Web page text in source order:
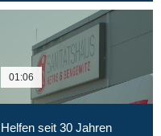
01:06
Helfen seit 30 Jahren